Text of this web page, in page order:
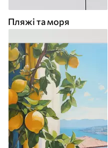
Пляжі та моря